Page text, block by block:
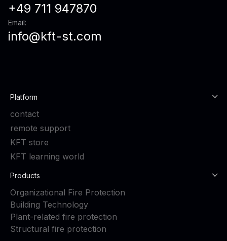
+49 711 947870
Email:
info@kft-st.com
Platform
contact
remote support
KFT store
KFT learning world
Products
Organizational Fire Protection
Building Technology
Plant-related fire protection
Structural fire protection